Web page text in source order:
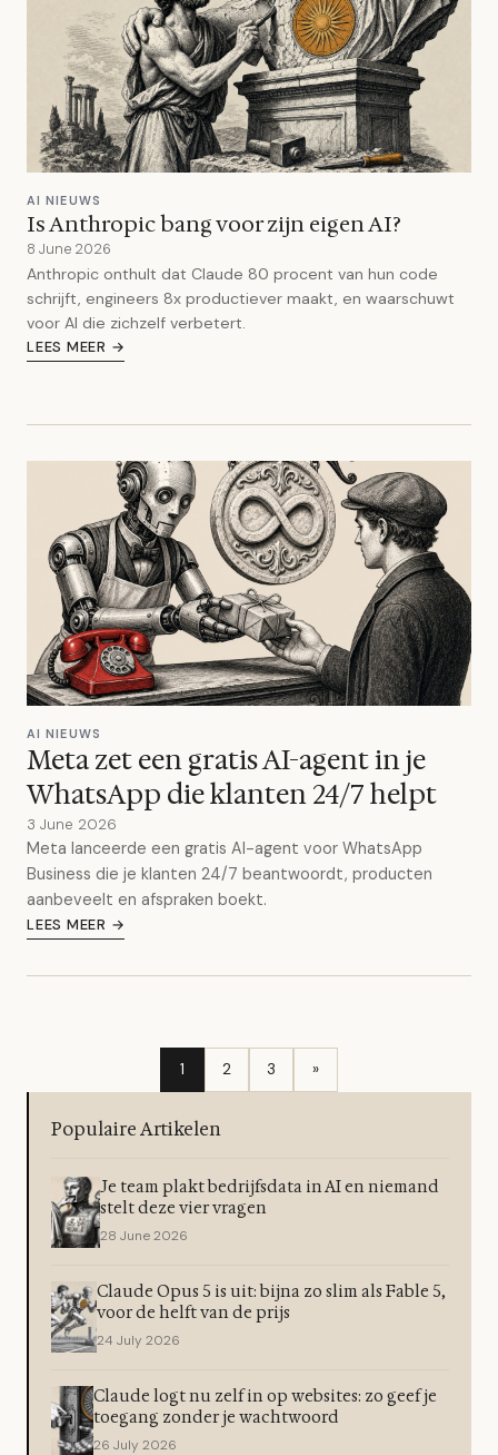
AI NIEUWS
Is Anthropic bang voor zijn eigen AI?
8 June 2026
Anthropic onthult dat Claude 80 procent van hun code
schrijft, engineers 8x productiever maakt, en waarschuwt
voor AI die zichzelf verbetert.
LEES MEER →
AI NIEUWS
Meta zet een gratis AI-agent in je
WhatsApp die klanten 24/7 helpt
3 June 2026
Meta lanceerde een gratis AI-agent voor WhatsApp
Business die je klanten 24/7 beantwoordt, producten
aanbeveelt en afspraken boekt.
LEES MEER →
1 2 3 »
Populaire Artikelen
Je team plakt bedrijfsdata in AI en niemand
stelt deze vier vragen
28 June 2026
Claude Opus 5 is uit: bijna zo slim als Fable 5,
voor de helft van de prijs
24 July 2026
Claude logt nu zelf in op websites: zo geef je
toegang zonder je wachtwoord
26 July 2026